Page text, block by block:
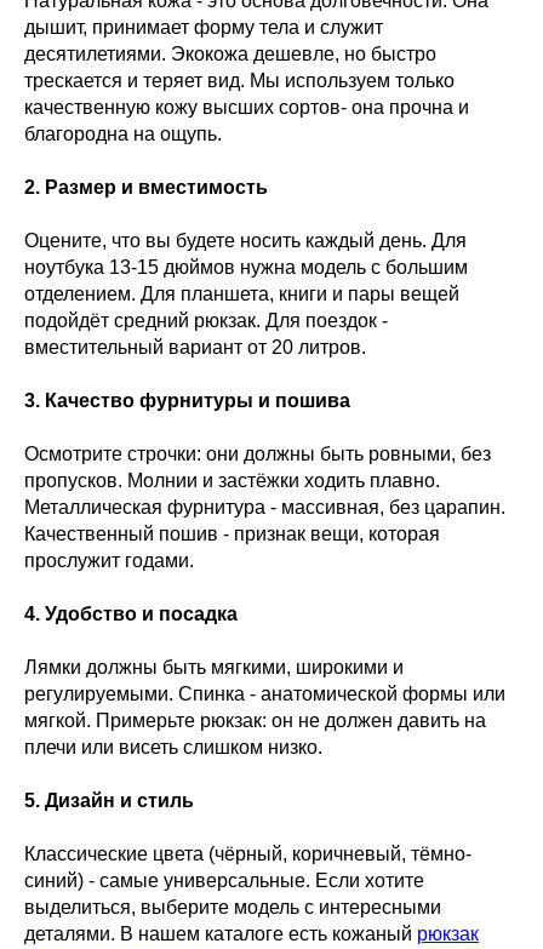
дышит, принимает форму тела и служит
десятилетиями. Экокожа дешевле, но быстро
трескается и теряет вид. Мы используем только
качественную кожу высших сортов- она прочна и
благородна на ощупь.
2. Размер и вместимость
Оцените, что вы будете носить каждый день. Для
ноутбука 13-15 дюймов нужна модель с большим
отделением. Для планшета, книги и пары вещей
подойдёт средний рюкзак. Для поездок -
вместительный вариант от 20 литров.
3. Качество фурнитуры и пошива
Осмотрите строчки: они должны быть ровными, без
пропусков. Молнии и застёжки ходить плавно.
Металлическая фурнитура - массивная, без царапин.
Качественный пошив - признак вещи, которая
прослужит годами.
4. Удобство и посадка
Лямки должны быть мягкими, широкими и
регулируемыми. Спинка - анатомической формы или
мягкой. Примерьте рюкзак: он не должен давить на
плечи или висеть слишком низко.
5. Дизайн и стиль
Классические цвета (чёрный, коричневый, тёмно-
синий) - самые универсальные. Если хотите
выделиться, выберите модель с интересными
деталями. В нашем каталоге есть кожаный рюкзак